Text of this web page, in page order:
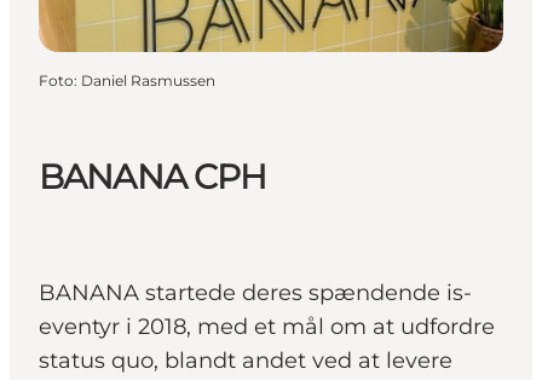
BANANA CPH
BANANA startede deres spændende is-
eventyr i 2018, med et mål om at udfordre
status quo, blandt andet ved at levere
Foto: Daniel Rasmussen